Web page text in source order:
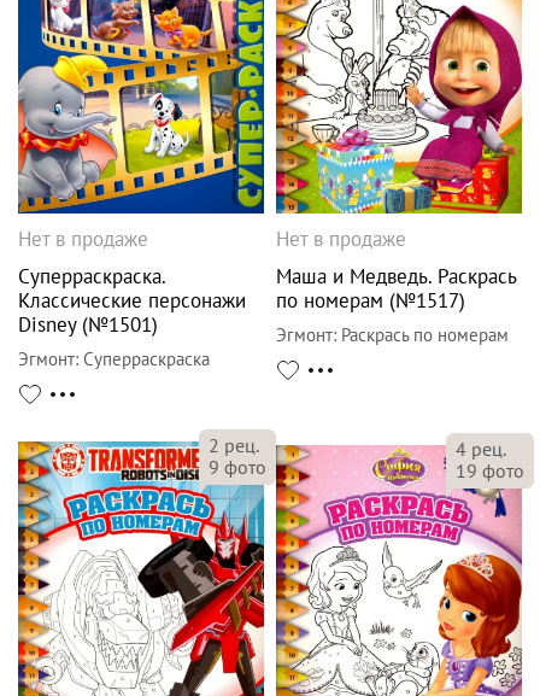
Нет в продаже
Суперраскраска.
Классические персонажи
Disney (№1501)
Эгмонт: Суперраскраска
Нет в продаже
Маша и Медведь. Раскрась
по номерам (№1517)
Эгмонт: Раскрась по номерам
2 рец.
9 фото
4 рец.
19 фото